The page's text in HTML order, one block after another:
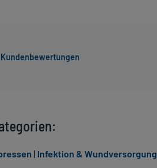
Kundenbewertungen
| Infektion & Wundversorgung